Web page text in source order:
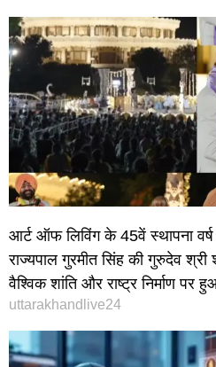
आर्ट ऑफ लिविंग के 45वें स्थापना
राज्यपाल गुरमीत सिंह की गुरुदेव
वैश्विक शांति और राष्ट्र निर्माण पर
uttarakhandlive24